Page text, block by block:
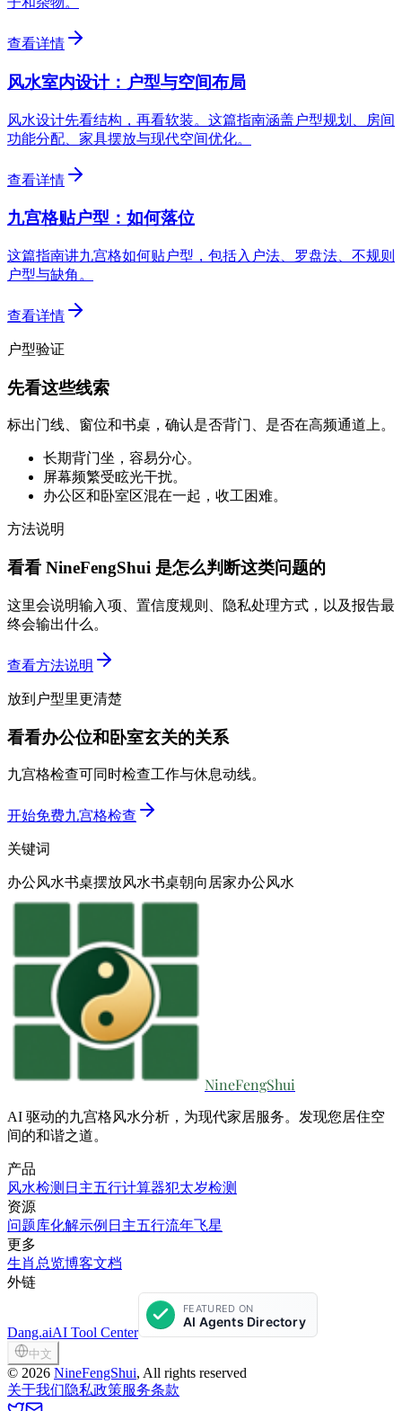
查看详情
风水室内设计：户型与空间布局
风水设计先看结构，再看软装。这篇指南涵盖户型规划、房间
功能分配、家具摆放与现代空间优化。
查看详情
九宫格贴户型：如何落位
这篇指南讲九宫格如何贴户型，包括入户法、罗盘法、不规则
户型与缺角。
查看详情
户型验证
先看这些线索
标出门线、窗位和书桌，确认是否背门、是否在高频通道上。
长期背门坐，容易分心。
屏幕频繁受眩光干扰。
办公区和卧室区混在一起，收工困难。
方法说明
看看 NineFengShui 是怎么判断这类问题的
这里会说明输入项、置信度规则、隐私处理方式，以及报告最
终会输出什么。
查看方法说明
放到户型里更清楚
看看办公位和卧室玄关的关系
九宫格检查可同时检查工作与休息动线。
开始免费九宫格检查
关键词
办公风水书桌摆放风水书桌朝向 居家办公风水
NineFengShui
AI 驱动的九宫格风水分析，为现代家居服务。发现您居住空
间的和谐之道。
产品
风水检测 日主五行计算器犯太岁检测
资源
问题库化解示例 日主五行流年飞星
更多
生肖总览博客文档
外链
Dang.aiAI Tool Center
中文
© 2026 NineFengShui, All rights reserved
关于我们隐私政策服务条款